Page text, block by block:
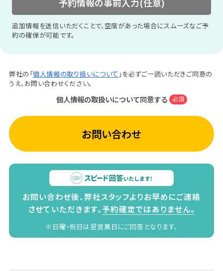
追加情報を送信いただくことで、空席があった場合にスムーズなご予
約の確保が可能です。
弊社の「個人情報の取り扱いについて 」を必ずご一読いただきご同意の
うえ、お問い合わせください。
個人情報の取扱いについて同意する 必須
お問い合わせ
お問い合わせ後、弊社スタッフよりお早めにご連絡
させていただきます。予約確定ではありません。
※日曜・祝日は翌営業日にご回答となります。